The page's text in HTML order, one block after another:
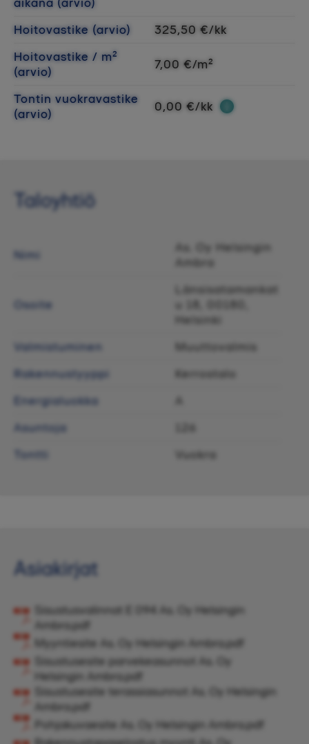
Hoitovastike (arvio)
325,50 €/kk
Hoitovastike / m²
(arvio)
7,00 €/m²
Tontin vuokravastike
(arvio)
0,00 €/kk
Taloyhtiö
Nimi
As. Oy Helsingin
Ambra
Osoite
Länsisatamankat
u 18, 00180,
Helsinki
Valmistuminen
Muuttovalmis
Rakennustyyppi
Kerrostalo
Energialuokka
A
Asuntoja
126
Tontti
Vuokra
Asiakirjat
Sisustusvalinnat E 094 As. Oy Helsingin
Ambra.pdf
Myyntiesite As. Oy Helsingin Ambra.pdf
Sisustusesite parvekeasunnot As. Oy
Helsingin Ambra.pdf
Sisustusesite terassiasunnot As. Oy Helsingin
Ambra.pdf
Pohjakuvaesite As. Oy Helsingin Ambra.pdf